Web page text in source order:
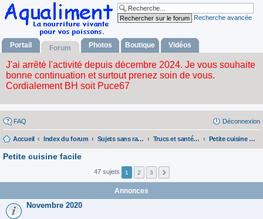
Recherche avancée
Portail Forum Photos Boutique Vidéos
FAQ Déconnexion
Accueil Index du forum Sujets sans rapport avec la nourriture vivante Trucs et santé pour l'humain Petite cuisine facile
Petite cuisine facile
47 sujets 1 2 3
Annonces
Novembre 2020